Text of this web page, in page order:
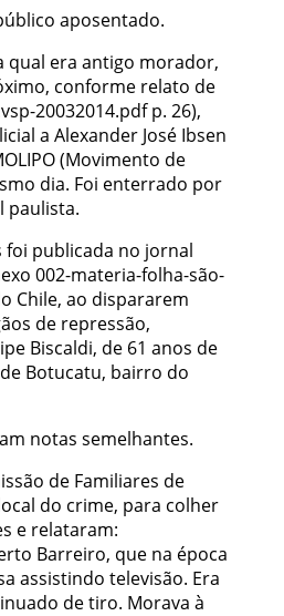
aposentado.
qual era antigo morador,
conforme relato de
20032014.pdf p. 26),
a Alexander José Ibsen
(Movimento de
dia. Foi enterrado por
paulista.
publicada no jornal
002-materia-folha-são-
Chile, ao dispararem
de repressão,
Biscaldi, de 61 anos de
Botucatu, bairro do
notas semelhantes.
de Familiares de
do crime, para colher
e relataram:
Barreiro, que na época
assistindo televisão. Era
de tiro. Morava à